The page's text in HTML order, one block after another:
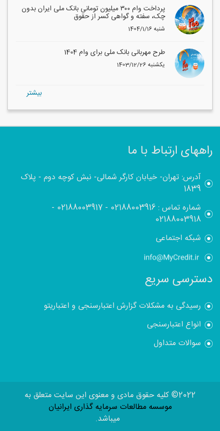
پرداخت وام ۳۰۰ میلیون تومانی بانک ملی ایران بدون
چک، سفته و گواهی کسر از حقوق
1404/1/16 شنبه
طرح مهربانی بانک ملی برای وام 1404
1403/12/26 یکشنبه
بيشتر
راههای ارتباط با ما
آدرس: تهران- خیابان کارگر شمالی- نبش کوچه دوم - پلاک
1839
شماره تماس :02188003916
-
02188003917
-
02188003918
شبکه اجتماعی
دسترسی سریع
رسیدگی به مشکلات گزارش اعتبارسنجی و اعتباریتو
انواع اعتبارسنجی
سوالات متداول
2022© کلیه حقوق مادی و معنوی این سایت متعلق به
موسسه مطالعات سرمایه گذاری ایرانیان
میباشد.